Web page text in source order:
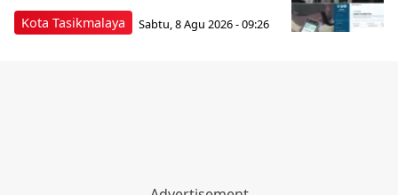
Kota Tasikmalaya Sabtu, 8 Agu 2026 - 09:26